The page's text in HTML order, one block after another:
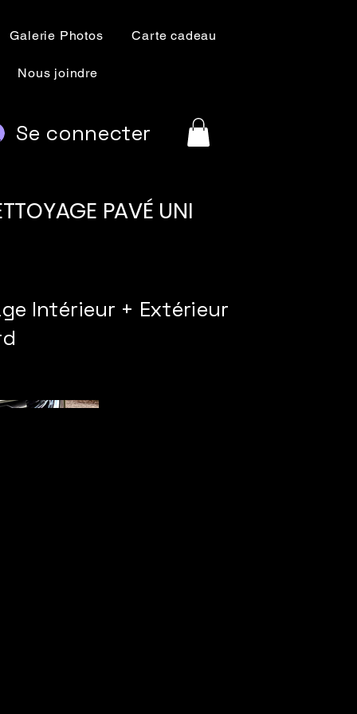
Galerie Photos Carte cadeau
Nous joindre
Se connecter
PAVÉ UNI
Intérieur + Extérieur